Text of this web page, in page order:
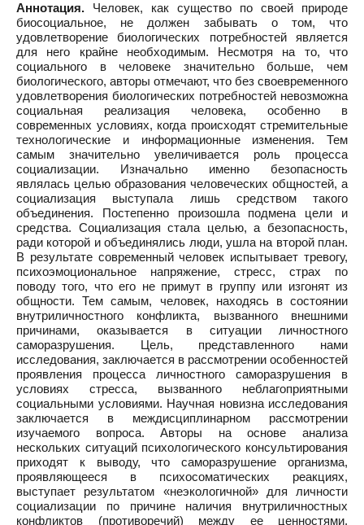
Аннотация. Человек, как существо по своей природе
биосоциальное, не должен забывать о том, что
удовлетворение биологических потребностей является
для него крайне необходимым. Несмотря на то, что
социального в человеке значительно больше, чем
биологического, авторы отмечают, что без своевременного
удовлетворения биологических потребностей невозможна
социальная реализация человека, особенно в
современных условиях, когда происходят стремительные
технологические и информационные изменения. Тем
самым значительно увеличивается роль процесса
социализации. Изначально именно безопасность
являлась целью образования человеческих общностей, а
социализация выступала лишь средством такого
объединения. Постепенно произошла подмена цели и
средства. Социализация стала целью, а безопасность,
ради которой и объединялись люди, ушла на второй план.
В результате современный человек испытывает тревогу,
психоэмоциональное напряжение, стресс, страх по
поводу того, что его не примут в группу или изгонят из
общности. Тем самым, человек, находясь в состоянии
внутриличностного конфликта, вызванного внешними
причинами, оказывается в ситуации личностного
саморазрушения. Цель, представленного нами
исследования, заключается в рассмотрении особенностей
проявления процесса личностного саморазрушения в
условиях стресса, вызванного неблагоприятными
социальными условиями. Научная новизна исследования
заключается в междисциплинарном рассмотрении
изучаемого вопроса. Авторы на основе анализа
нескольких ситуаций психологического консультирования
приходят к выводу, что саморазрушение организма,
проявляющееся в психосоматических реакциях,
выступает результатом «неэкологичной» для личности
социализации по причине наличия внутриличностных
конфликтов (противоречий) между ее ценностями,